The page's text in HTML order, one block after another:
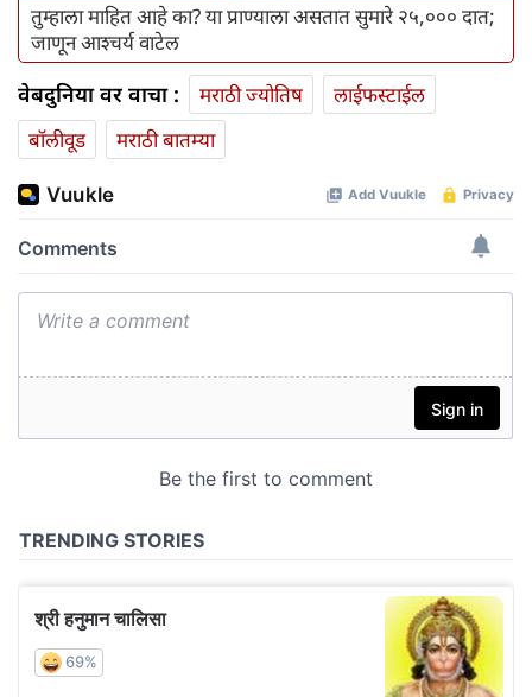
तुम्हाला माहित आहे का? या प्राण्याला असतात सुमारे २५,००० दात;
जाणून आश्चर्य वाटेल
वेबदुनिया वर वाचा : मराठी ज्योतिष
लाईफस्टाईल
बॉलीवूड
मराठी बातम्या